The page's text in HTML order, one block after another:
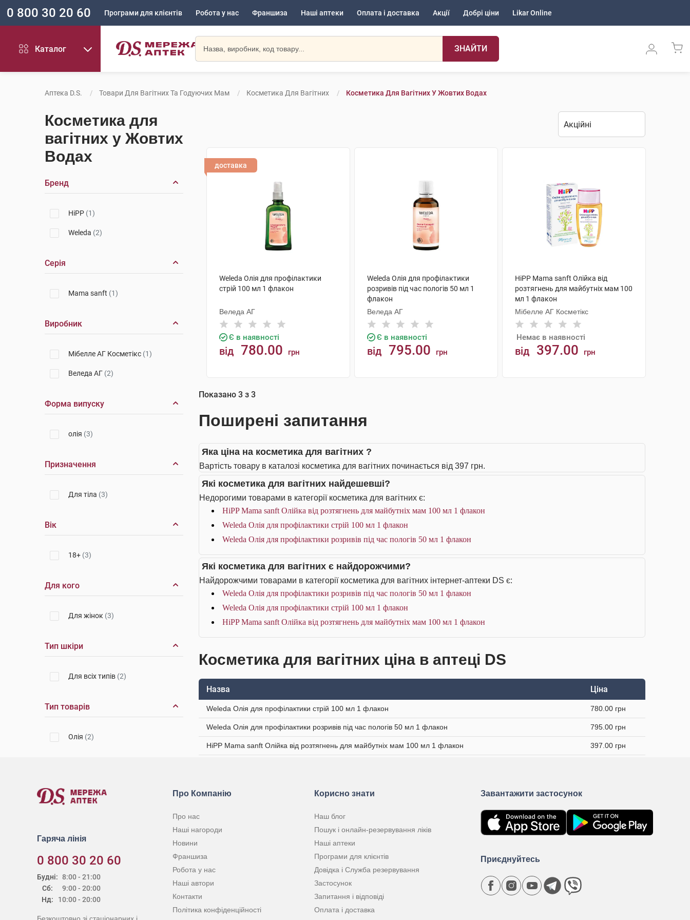
0 800 30 20 60 Програми для клієнтів Робота у нас Франшиза Наші аптеки Оплата і доставка Акції Добрі ціни Likar Online
Каталог ЗНАЙТИ
Аптека D.S. Товари Для Вагітних Та Годуючих Мам Косметика Для Вагітних Косметика Для Вагітних У Жовтих Водах
Косметика для
вагітних у Жовтих
Водах
Бренд
HiPP (1)
Weleda (2)
Серія
Mama sanft (1)
Виробник
Мібелле АГ Косметікс (1)
Веледа АГ (2)
Форма випуску
олія (3)
Призначення
Для тіла (3)
Вік
18+ (3)
Для кого
Для жінок (3)
Тип шкіри
Для всіх типів (2)
Тип товарів
Олія (2)
доставка
Weleda Олія для профілактики
стрій 100 мл 1 флакон
Веледа АГ
Є в наявності
від 780.00 грн
Weleda Олія для профілактики
розривів під час пологів 50 мл 1
флакон
Веледа АГ
Є в наявності
від 795.00 грн
HiPP Mama sanft Олійка від
розтягнень для майбутніх мам 100
мл 1 флакон
Мібелле АГ Косметікс
Немає в наявності
від 397.00 грн
Показано 3 з 3
Поширені запитання
Яка ціна на косметика для вагітних ?
Вартість товару в каталозі косметика для вагітних починається від 397 грн.
Які косметика для вагітних найдешевші?
Недорогими товарами в категорії косметика для вагітних є:
HiPP Mama sanft Олійка від розтягнень для майбутніх мам 100 мл 1 флакон
Weleda Олія для профілактики стрій 100 мл 1 флакон
Weleda Олія для профілактики розривів під час пологів 50 мл 1 флакон
Які косметика для вагітних є найдорожчими?
Найдорожчими товарами в категорії косметика для вагітних інтернет-аптеки DS є:
Weleda Олія для профілактики розривів під час пологів 50 мл 1 флакон
Weleda Олія для профілактики стрій 100 мл 1 флакон
HiPP Mama sanft Олійка від розтягнень для майбутніх мам 100 мл 1 флакон
Косметика для вагітних ціна в аптеці DS
Назва Ціна
Weleda Олія для профілактики стрій 100 мл 1 флакон 780.00 грн
Weleda Олія для профілактики розривів під час пологів 50 мл 1 флакон 795.00 грн
HiPP Mama sanft Олійка від розтягнень для майбутніх мам 100 мл 1 флакон 397.00 грн
Гаряча лінія
0 800 30 20 60
Будні:
Сб:
Нд:
8:00 - 21:00
9:00 - 20:00
10:00 - 20:00
Про Компанію
Про нас
Наші нагороди
Новини
Франшиза
Робота у нас
Наші автори
Контакти
Політика конфіденційності
Корисно знати
Наш блог
Пошук і онлайн-резервування ліків
Наші аптеки
Програми для клієнтів
Довідка і Служба резервування
Застосунок
Запитання і відповіді
Оплата і доставка
Завантажити застосунок
Приєднуйтесь